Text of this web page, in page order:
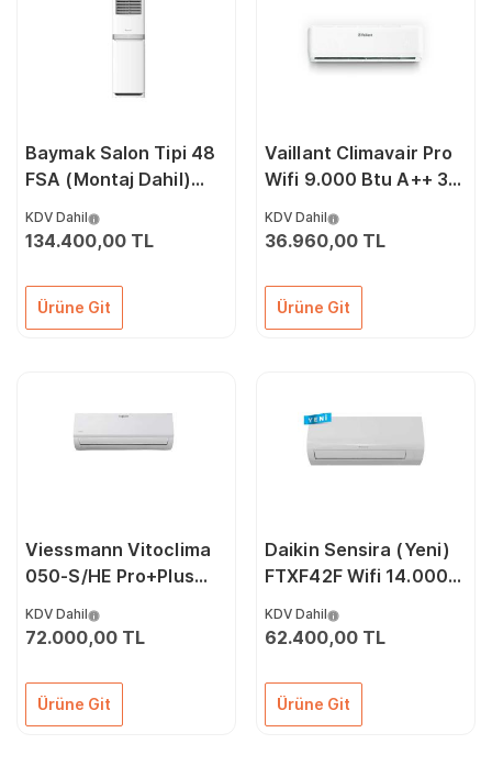
Baymak Salon Tipi 48
FSA (Montaj Dahil)
Klima
KDV Dahil
134.400,00 TL
Ürüne Git
Vaillant Climavair Pro
Wifi 9.000 Btu A++ 3D
KDV Dahil
36.960,00 TL
Ürüne Git
Viessmann Vitoclima
050-S/HE Pro+Plus
A++İnverter Klima
KDV Dahil
72.000,00 TL
Ürüne Git
Daikin Sensira (Yeni)
FTXF42F Wifi 14.000
KDV Dahil
62.400,00 TL
Ürüne Git